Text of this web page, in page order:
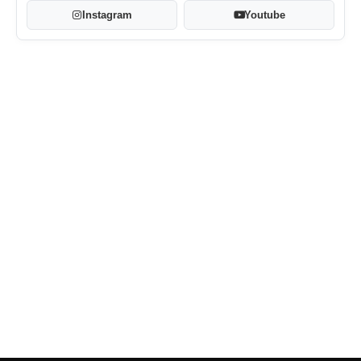
Instagram Youtube